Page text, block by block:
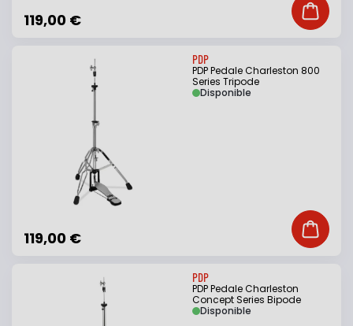
119,00 € Ajouter
PDP
PDP Pedale Charleston 800
Series Tripode
119,00 €
Disponible
Ajouter
PDP
PDP Pedale Charleston
Concept Series Bipode
Disponible